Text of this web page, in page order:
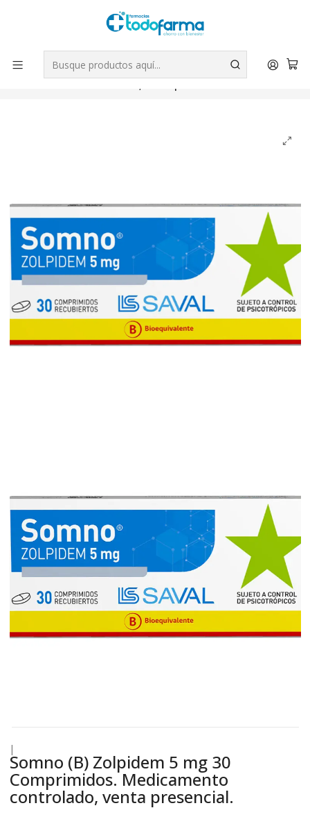
Tus compras tienen envío GRATIS por Rappi - Atención exclusiva
para Chile | WhatsApp +56
Leer más
Inicio Medicamentos
Somno (B) Zolpidem 5 mg 30 Comprimidos. Medicamento
|
Somno (B) Zolpidem 5 mg 30
Comprimidos. Medicamento
controlado, venta presencial.